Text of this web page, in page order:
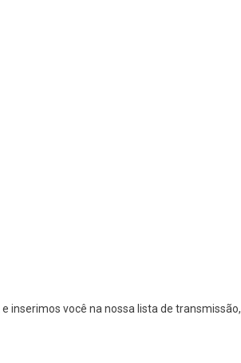
e inserimos você na nossa lista de transmissão,